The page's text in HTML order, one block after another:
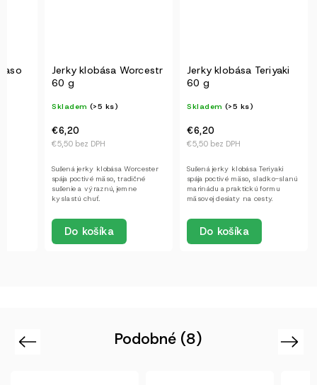
Jerky klobása Worcestr
60 g
Skladem (>5 ks)
€5,50 bez DPH
€6,20
Do košíka
Sušená jerky klobása Worcester
spája poctivé mäso, tradičné
sušenie a výraznú, jemne
kyslastú chuť.
Jerky klobása Teriyaki
60 g
Skladem (>5 ks)
€5,50 bez DPH
€6,20
Do košíka
Sušená jerky klobása Teriyaki
spája poctivé mäso, sladko-slanú
marinádu a praktickú formu
mäsovej desiaty na cesty.
Podobné (8)
Previous Next